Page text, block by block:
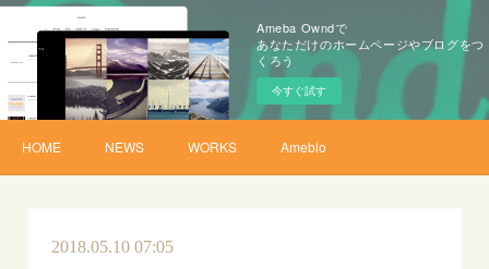
Ameba Owndで
あなただけのホームページやブログをつ
くろう
今すぐ試す
HOME NEWS WORKS Ameblo
2018.05.10 07:05